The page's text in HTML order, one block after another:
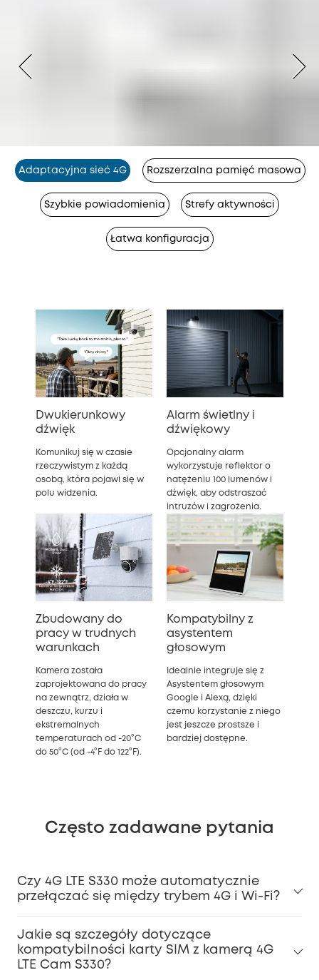
Adaptacyjna sieć 4G Rozszerzalna pamięć masowa
Szybkie powiadomienia Strefy aktywności
Łatwa konfiguracja
Dwukierunkowy
dźwięk
Komunikuj się w czasie
rzeczywistym z każdą
osobą, która pojawi się w
polu widzenia.
Alarm świetlny i
dźwiękowy
Opcjonalny alarm
wykorzystuje reflektor o
natężeniu 100 lumenów i
dźwięk, aby odstraszać
intruzów i zagrożenia.
Zbudowany do
pracy w trudnych
warunkach
Kamera została
zaprojektowana do pracy
na zewnątrz, działa w
deszczu, kurzu i
ekstremalnych
temperaturach od -20°C
do 50°C (od -4°F do 122°F).
Kompatybilny z
asystentem
głosowym
Idealnie integruje się z
Asystentem głosowym
Google i Alexą, dzięki
czemu korzystanie z niego
jest jeszcze prostsze i
bardziej dostępne.
Często zadawane pytania
Czy 4G LTE S330 może automatycznie
przełączać się między trybem 4G i Wi-Fi?
Jakie są szczegóły dotyczące
kompatybilności karty SIM z kamerą 4G
LTE Cam S330?